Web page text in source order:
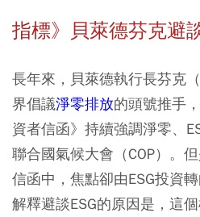
指標》貝萊德芬克避
長年來，貝萊德執行長芬克
界倡議淨零排放的頭號推手
資者信函》持續強調淨零、
聯合國氣候大會（COP）。
信函中，焦點卻由ESG投資
解釋避談ESG的原因是，這